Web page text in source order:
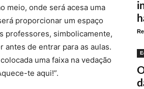
meio, onde será acesa uma
proporcionar um espaço
professores, simbolicamente,
antes de entrar para as aulas.
uma faixa na vedação
te aqui!”.